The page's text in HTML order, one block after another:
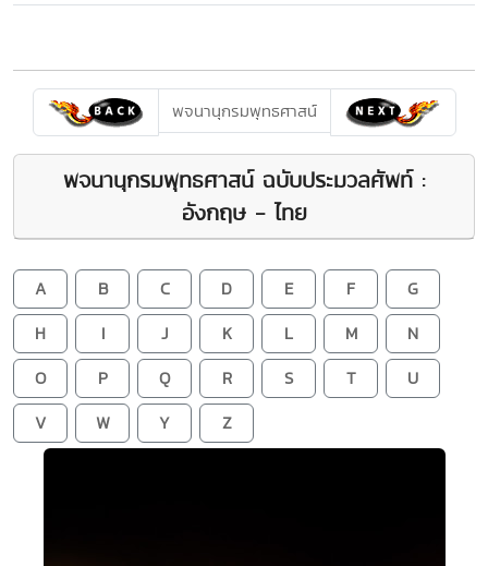
พจนานุกรมพุทธศาสน์
พจนานุกรมพุทธศาสน์ ฉบับประมวลศัพท์ :
อังกฤษ - ไทย
A B C D E F
G
H
I J K L M
N
O
P Q R S T
U
V
W Y Z